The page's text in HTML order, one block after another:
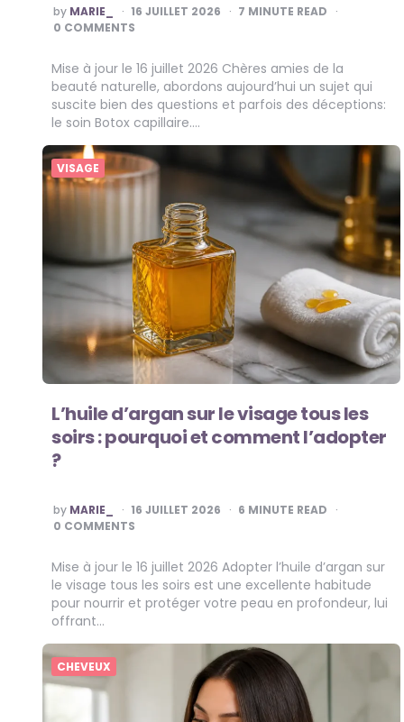
POSTED
BY
by MARIE_ 16 JUILLET 2026 7 MINUTE READ
0 COMMENTS
Mise à jour le 16 juillet 2026 Chères amies de la
beauté naturelle, abordons aujourd’hui un sujet qui
suscite bien des questions et parfois des déceptions:
le soin Botox capillaire….
VISAGE
L’huile d’argan sur le visage tous les
soirs : pourquoi et comment l’adopter
?
POSTED
BY
by MARIE_ 16 JUILLET 2026 6 MINUTE READ
0 COMMENTS
Mise à jour le 16 juillet 2026 Adopter l’huile d’argan sur
le visage tous les soirs est une excellente habitude
pour nourrir et protéger votre peau en profondeur, lui
offrant…
CHEVEUX